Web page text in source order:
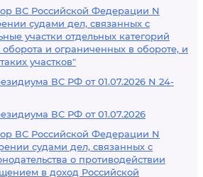
ВС Российской Федерации N
судами дел, связанных с
участки отдельных категорий
оборота и ограниченных в обороте, и
участков"
ВС РФ от 01.07.2026 N 24-
ВС РФ от 01.07.2026
ВС Российской Федерации N
судами дел, связанных с
о противодействии
в доход Российской